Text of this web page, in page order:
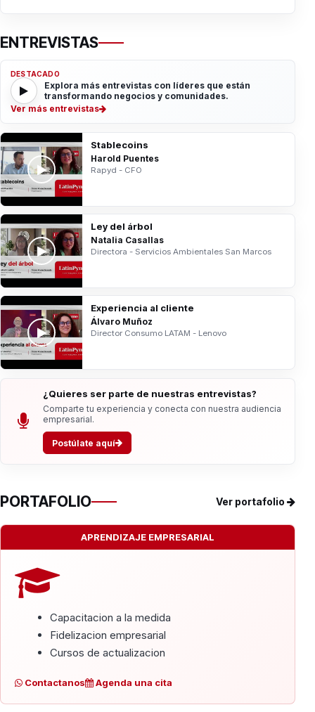
ENTREVISTAS
DESTACADO
Explora más entrevistas con líderes que están
transformando negocios y comunidades.
Ver más entrevistas
Stablecoins
Harold Puentes
Rapyd - CFO
Ley del árbol
Natalia Casallas
Directora - Servicios Ambientales San Marcos
Experiencia al cliente
Álvaro Muñoz
Director Consumo LATAM - Lenovo
¿Quieres ser parte de nuestras entrevistas?
Comparte tu experiencia y conecta con nuestra audiencia
empresarial.
Postúlate aquí
PORTAFOLIO Ver portafolio
APRENDIZAJE EMPRESARIAL
Capacitacion a la medida
Fidelizacion empresarial
Cursos de actualizacion
Contactanos Agenda una cita